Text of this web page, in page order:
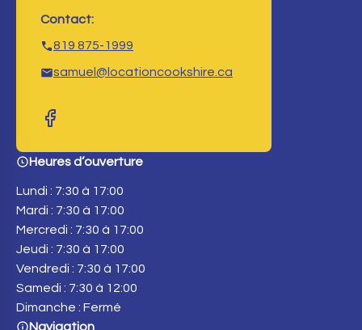
Contact:
819 875-1999
samuel@locationcookshire.ca
Heures d’ouverture
Lundi : 7:30 à 17:00
Mardi : 7:30 à 17:00
Mercredi : 7:30 à 17:00
Jeudi : 7:30 à 17:00
Vendredi : 7:30 à 17:00
Samedi : 7:30 à 12:00
Dimanche : Fermé
Navigation